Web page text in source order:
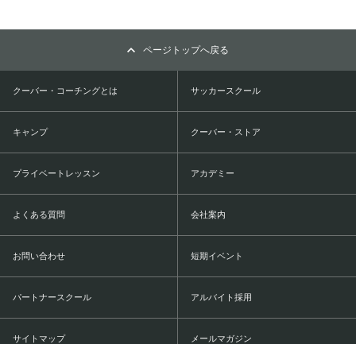
ページトップへ戻る
クーバー・コーチングとは サッカースクール
キャンプ クーバー・ストア
プライベートレッスン アカデミー
よくある質問 会社案内
お問い合わせ 短期イベント
パートナースクール アルバイト採用
サイトマップ メールマガジン